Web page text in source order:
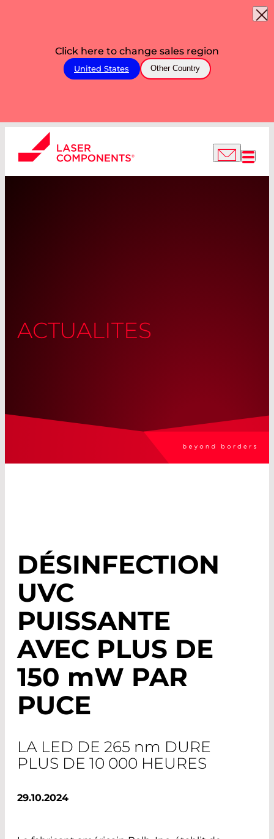
Click here to change sales region
United States Other Country
ACTUALITES
DÉSINFECTION
UVC
PUISSANTE
AVEC PLUS DE
150 mW PAR
PUCE
LA LED DE 265 nm DURE
PLUS DE 10 000 HEURES
29.10.2024